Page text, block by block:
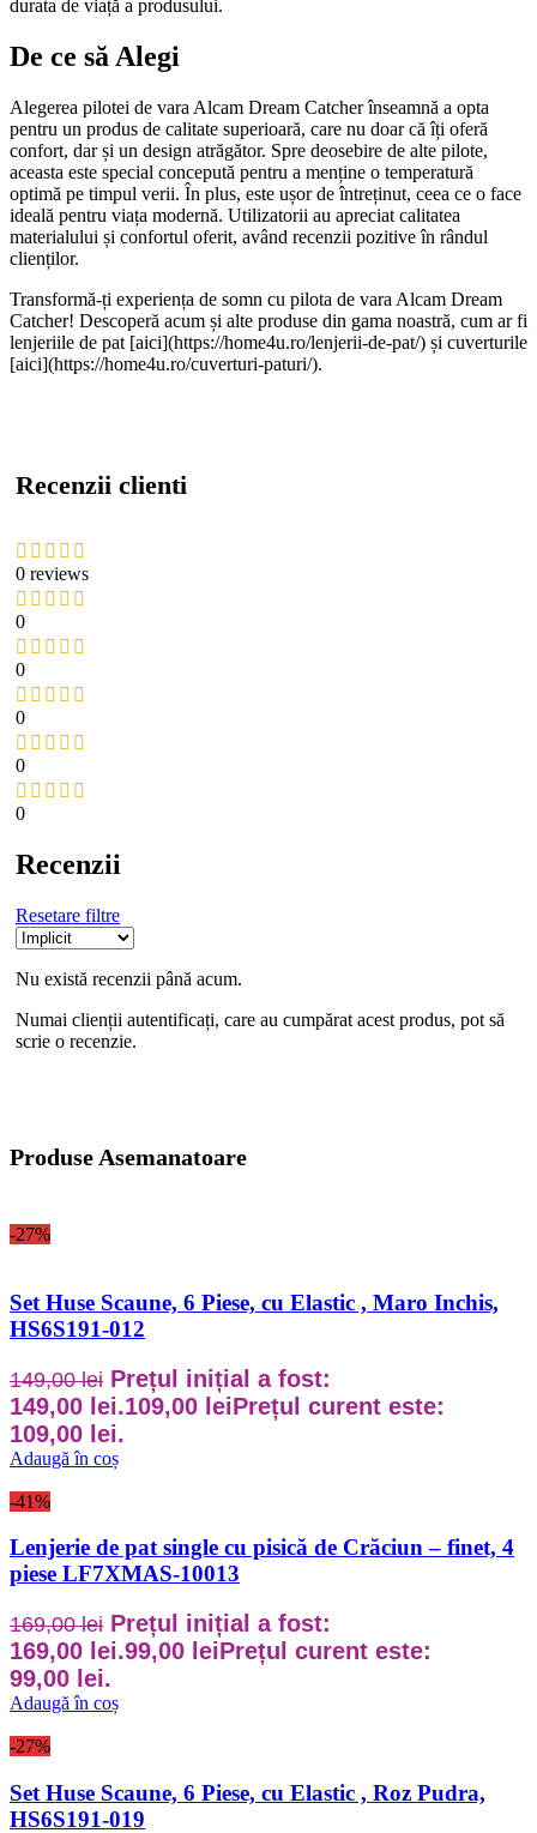
durata de viață a produsului.
De ce să Alegi
Alegerea pilotei de vara Alcam Dream Catcher înseamnă a opta
pentru un produs de calitate superioară, care nu doar că îți oferă
confort, dar și un design atrăgător. Spre deosebire de alte pilote,
aceasta este special concepută pentru a menține o temperatură
optimă pe timpul verii. În plus, este ușor de întreținut, ceea ce o face
ideală pentru viața modernă. Utilizatorii au apreciat calitatea
materialului și confortul oferit, având recenzii pozitive în rândul
clienților.
Transformă-ți experiența de somn cu pilota de vara Alcam Dream
Catcher! Descoperă acum și alte produse din gama noastră, cum ar fi
lenjeriile de pat [aici](https://home4u.ro/lenjerii-de-pat/) și cuverturile
[aici](https://home4u.ro/cuverturi-paturi/).
Recenzii clienti
0 reviews
0
0
0
0
0
Recenzii
Resetare filtre
Nu există recenzii până acum.
Numai clienții autentificați, care au cumpărat acest produs, pot să
scrie o recenzie.
Produse Asemanatoare
-27%
Set Huse Scaune, 6 Piese, cu Elastic , Maro Inchis,
HS6S191-012
149,00lei Prețul inițial a fost:
149,00 lei.109,00 leiPrețul curent este:
109,00 lei.
Adaugă în coș
-41%
Lenjerie de pat single cu pisică de Crăciun – finet, 4
piese LF7XMAS-10013
169,00lei Prețul inițial a fost:
169,00 lei.99,00 leiPrețul curent este:
99,00 lei.
Adaugă în coș
-27%
Set Huse Scaune, 6 Piese, cu Elastic , Roz Pudra,
HS6S191-019